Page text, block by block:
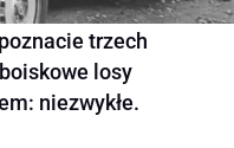
trzech
losy
niezwykłe.